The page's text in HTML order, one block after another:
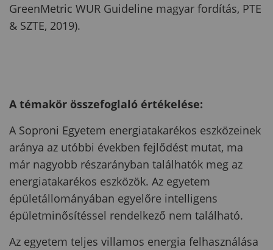
GreenMetric WUR Guideline magyar fordítás, PTE
& SZTE, 2019).
A témakör összefoglaló értékelése:
A Soproni Egyetem energiatakarékos eszközeinek
aránya az utóbbi években fejlődést mutat, ma
már nagyobb részarányban találhatók meg az
energiatakarékos eszközök. Az egyetem
épületállományában egyelőre intelligens
épületminősítéssel rendelkező nem található.
Az egyetem teljes villamos energia felhasználása